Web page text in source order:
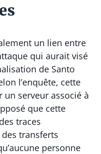
un lien entre
qui aurait visé
de Santo
l’enquête, cette
un serveur associé à
que cette
traces
transferts
personne